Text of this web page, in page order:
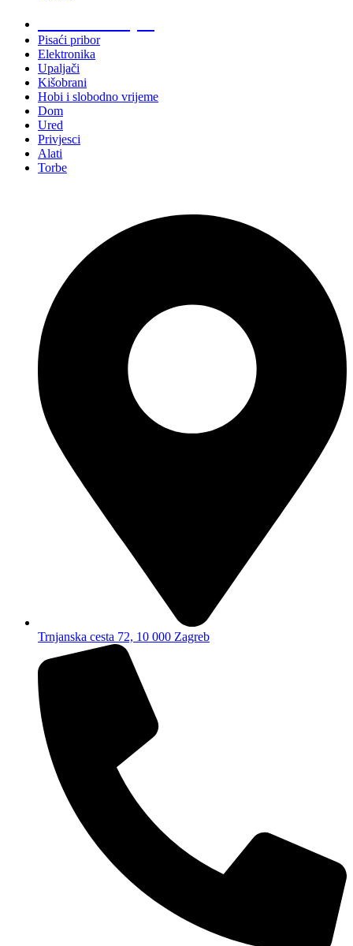
Pisaći pribor
Elektronika
Upaljači
Kišobrani
Hobi i slobodno vrijeme
Dom
Ured
Privjesci
Alati
Torbe
Trnjanska cesta 72, 10 000 Zagreb